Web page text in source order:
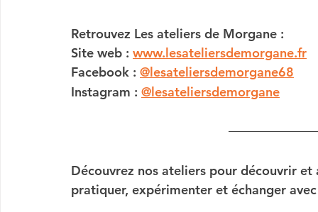
Retrouvez Les ateliers de Morgane :
Site web : www.lesateliersdemorgane.fr
Facebook : @lesateliersdemorgane68
Instagram : @lesateliersdemorgane
Découvrez nos ateliers pour découvrir
pratiquer, expérimenter et échanger